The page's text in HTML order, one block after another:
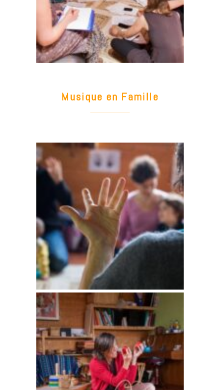
Musique en Famille